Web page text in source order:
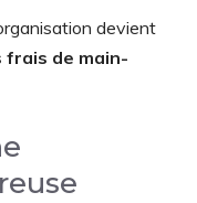
devient
frais de main-